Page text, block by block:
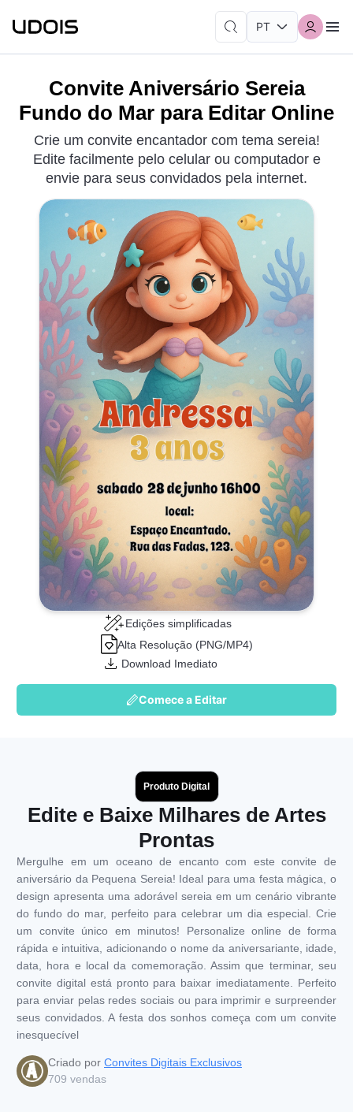
Convite Aniversário Sereia
Fundo do Mar para Editar Online
Crie um convite encantador com tema sereia!
Edite facilmente pelo celular ou computador e
envie para seus convidados pela internet.
Edições simplificadas
Alta Resolução (PNG/MP4)
Download Imediato
Comece a Editar
Produto Digital
Edite e Baixe Milhares de Artes
Prontas
Mergulhe em um oceano de encanto com este convite de
aniversário da Pequena Sereia! Ideal para uma festa mágica, o
design apresenta uma adorável sereia em um cenário vibrante
do fundo do mar, perfeito para celebrar um dia especial. Crie
um convite único em minutos! Personalize online de forma
rápida e intuitiva, adicionando o nome da aniversariante, idade,
data, hora e local da comemoração. Assim que terminar, seu
convite digital está pronto para baixar imediatamente. Perfeito
para enviar pelas redes sociais ou para imprimir e surpreender
seus convidados. A festa dos sonhos começa com um convite
inesquecível
Criado por Convites Digitais Exclusivos
709 vendas